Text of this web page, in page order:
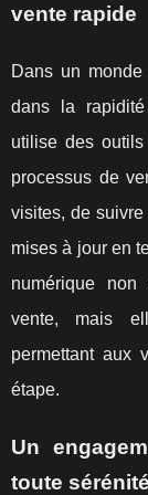
vente rapide
Dans un
dans la
utilise des
processus de
visites, de
mises à jour en
numérique
vente, mais
permettant aux
étape.
Un
toute sérénité